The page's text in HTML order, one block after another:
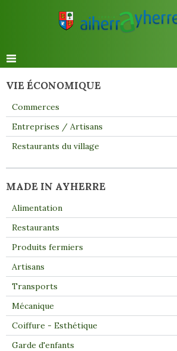
VIE ÉCONOMIQUE
Commerces
Entreprises / Artisans
Restaurants du village
MADE IN AYHERRE
Alimentation
Restaurants
Produits fermiers
Artisans
Transports
Mécanique
Coiffure - Esthétique
Garde d'enfants